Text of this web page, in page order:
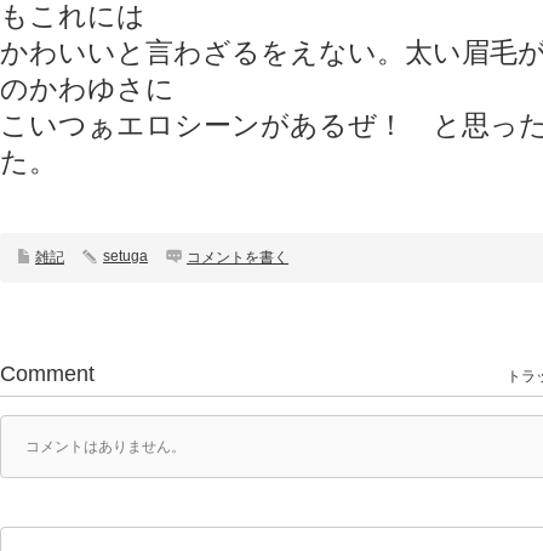
もこれには
かわいいと言わざるをえない。太い眉毛
のかわゆさに
こいつぁエロシーンがあるぜ！ と思っ
た。
雑記 setuga コメントを書く
Comment トラ
コメントはありません。